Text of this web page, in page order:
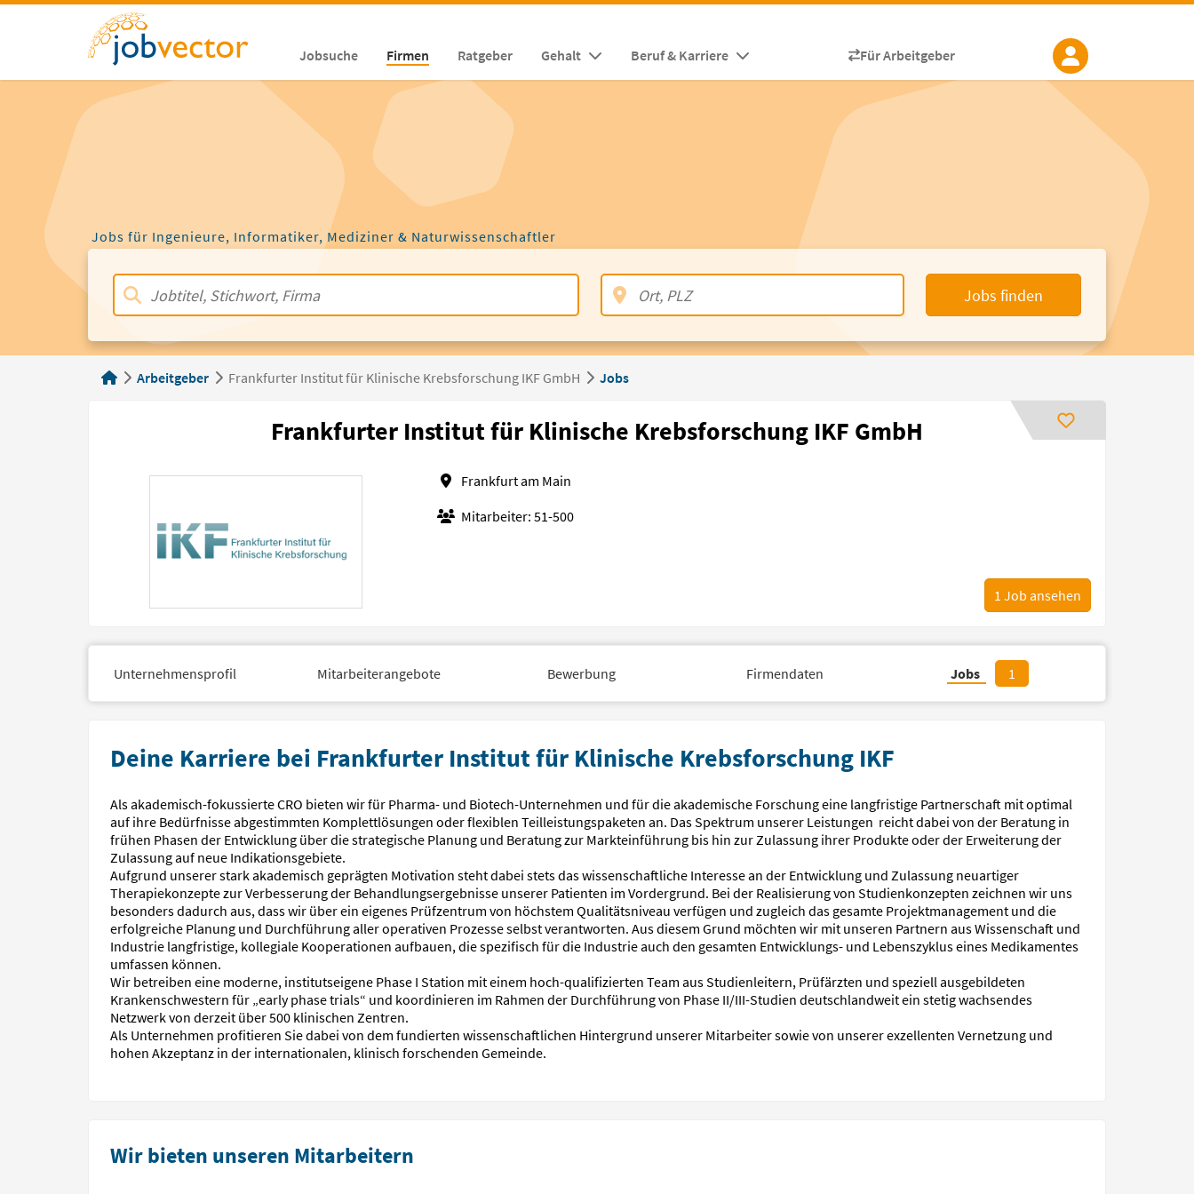
Jobsuche Firmen Ratgeber Gehalt Beruf & Karriere Für Arbeitgeber
Jobs für Ingenieure, Informatiker, Mediziner & Naturwissenschaftler
Jobs finden
Arbeitgeber Frankfurter Institut für Klinische Krebsforschung IKF GmbH Jobs
Frankfurter Institut für Klinische Krebsforschung IKF GmbH
Frankfurt am Main
Mitarbeiter: 51-500
1 Job ansehen
Unternehmensprofil Mitarbeiterangebote Bewerbung Firmendaten Jobs 1
Deine Karriere bei Frankfurter Institut für Klinische Krebsforschung IKF
Als akademisch-fokussierte CRO bieten wir für Pharma- und Biotech-Unternehmen und für die akademische Forschung eine langfristige Partnerschaft mit optimal
auf ihre Bedürfnisse abgestimmten Komplettlösungen oder flexiblen Teilleistungspaketen an. Das Spektrum unserer Leistungen reicht dabei von der Beratung in
frühen Phasen der Entwicklung über die strategische Planung und Beratung zur Markteinführung bis hin zur Zulassung ihrer Produkte oder der Erweiterung der
Zulassung auf neue Indikationsgebiete.
Aufgrund unserer stark akademisch geprägten Motivation steht dabei stets das wissenschaftliche Interesse an der Entwicklung und Zulassung neuartiger
Therapiekonzepte zur Verbesserung der Behandlungsergebnisse unserer Patienten im Vordergrund. Bei der Realisierung von Studienkonzepten zeichnen wir uns
besonders dadurch aus, dass wir über ein eigenes Prüfzentrum von höchstem Qualitätsniveau verfügen und zugleich das gesamte Projektmanagement und die
erfolgreiche Planung und Durchführung aller operativen Prozesse selbst verantworten. Aus diesem Grund möchten wir mit unseren Partnern aus Wissenschaft und
Industrie langfristige, kollegiale Kooperationen aufbauen, die spezifisch für die Industrie auch den gesamten Entwicklungs- und Lebenszyklus eines Medikamentes
umfassen können.
Wir betreiben eine moderne, institutseigene Phase I Station mit einem hoch-qualifizierten Team aus Studienleitern, Prüfärzten und speziell ausgebildeten
Krankenschwestern für „early phase trials“ und koordinieren im Rahmen der Durchführung von Phase II/III-Studien deutschlandweit ein stetig wachsendes
Netzwerk von derzeit über 500 klinischen Zentren.
Als Unternehmen profitieren Sie dabei von dem fundierten wissenschaftlichen Hintergrund unserer Mitarbeiter sowie von unserer exzellenten Vernetzung und
hohen Akzeptanz in der internationalen, klinisch forschenden Gemeinde.
Wir bieten unseren Mitarbeitern